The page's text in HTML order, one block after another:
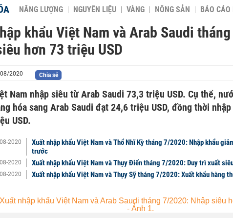
NĂNG LƯỢNG NGUYÊN LIỆU VÀNG NÔNG SẢN BÁO
khẩu Việt Nam và Arab Saudi
hơn 73 triệu USD
2020 Chia sẻ
Nam nhập siêu từ Arab Saudi 73,3 triệu USD. Cụ thể,
hóa sang Arab Saudi đạt 24,6 triệu USD, đồng thời
USD.
2020
Xuất nhập khẩu Việt Nam và Thổ Nhĩ Kỳ tháng 7/2020: Nhập khẩu
trước
2020 Xuất nhập khẩu Việt Nam và Thụy Điển tháng 7/2020: Duy trì xuất
2020 Xuất nhập khẩu Việt Nam và Thụy Sỹ tháng 7/2020: Xuất khẩu hàng